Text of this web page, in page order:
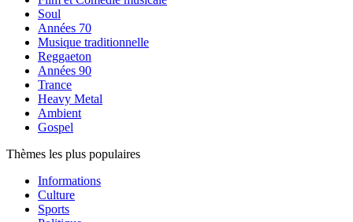
Soul
Années 70
Musique traditionnelle
Reggaeton
Années 90
Trance
Heavy Metal
Ambient
Gospel
Thèmes les plus populaires
Informations
Culture
Sports